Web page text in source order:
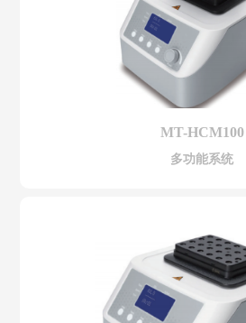
MT-HCM100
多功能系统